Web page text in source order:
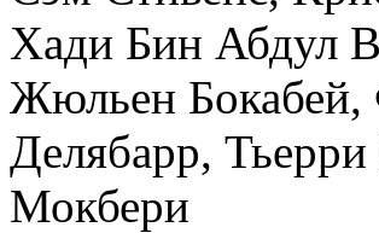
Хади Бин Абдул
Жюльен Бокабей,
Делябарр,
Мокбери